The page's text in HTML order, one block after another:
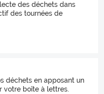
des déchets dans
des tournées de
déchets en apposant un
votre boîte à lettres.